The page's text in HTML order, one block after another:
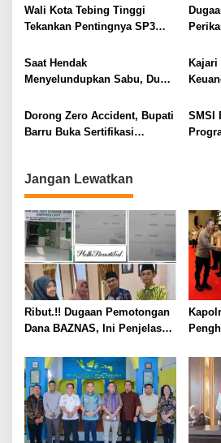
o
s
Wali Kota Tebing Tinggi
Tekankan Pentingnya SP3
Terus
Saat Hendak
Menyelundupkan Sabu, Dua
Dorong Zero Accident, Bupati
Barru Buka Sertifikasi
SMSI
Jangan Lewatkan
Ribut.!! Dugaan Pemotongan
Dana BAZNAS, Ini Penjelasan